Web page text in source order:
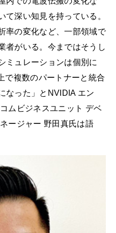
て深い知見を持っている。
率の変化など、一部領域で
者がいる。今まではそうし
ミュレーションは個別に
で複数のパートナーと統合
なった」とNVIDIA エン
ムビジネスユニット デベ
ージャー 野田真氏は語